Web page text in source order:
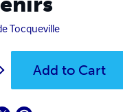
Tocqueville
Add to Cart